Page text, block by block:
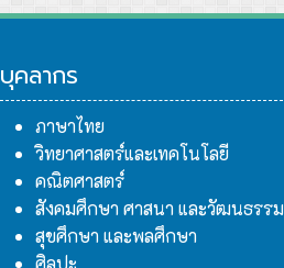
บุคลากร
ภาษาไทย
วิทยาศาสตร์และเทคโนโลยี
คณิตศาสตร์
สังคมศึกษา ศาสนา และวัฒนธรรม
สุขศึกษา และพลศึกษา